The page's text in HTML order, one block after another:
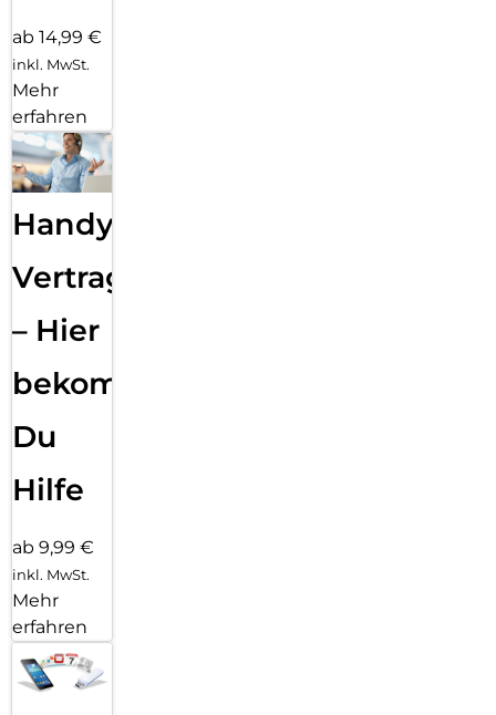
ab 14,99 €
inkl. MwSt.
Mehr
erfahren
Handy
Vertragsabwicklung
– Hier
bekommst
Du
Hilfe
ab 9,99 €
inkl. MwSt.
Mehr
erfahren